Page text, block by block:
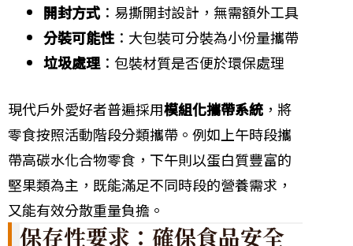
開封方式：易撕開封設計，無需額外工具
分裝可能性：大包裝可分裝為小份量攜帶
垃圾處理：包裝材質是否便於環保處理
現代戶外愛好者普遍採用模組化攜帶系統 ，將
零食按照活動階段分類攜帶。例如上午時段攜
帶高碳水化合物零食，下午則以蛋白質豐富的
堅果類為主，既能滿足不同時段的營養需求，
又能有效分散重量負擔。
保存性要求：確保食品安全